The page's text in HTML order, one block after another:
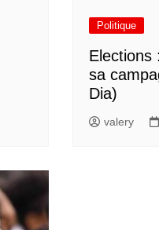
Politique
Elections
sa
Dia)
valery